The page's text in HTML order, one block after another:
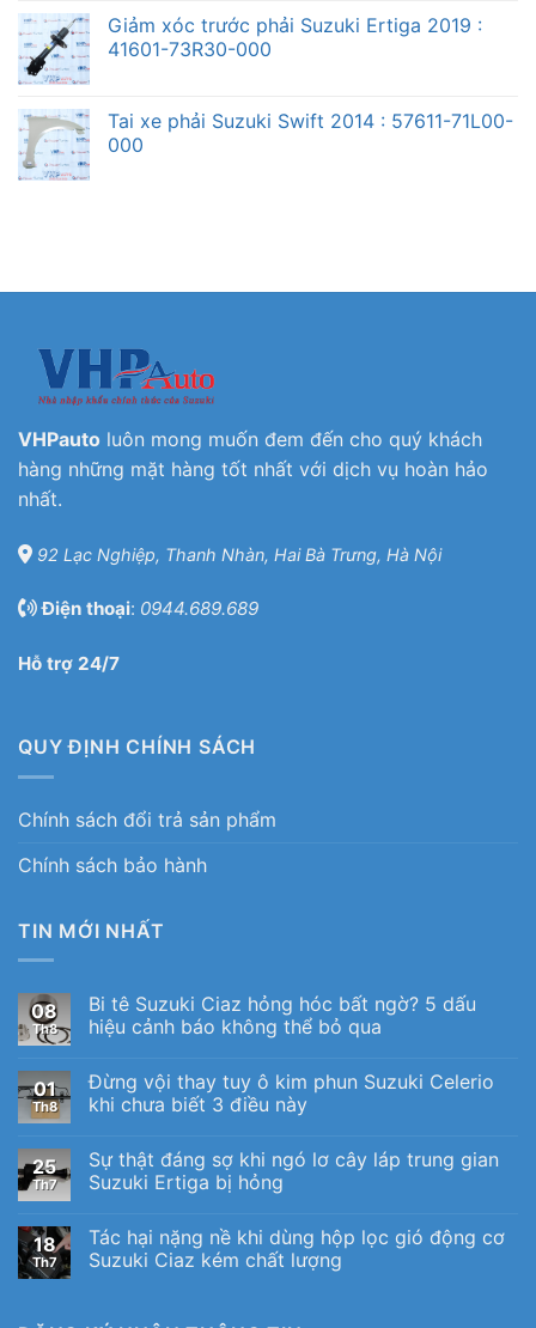
Giảm xóc trước phải Suzuki Ertiga 2019 :
41601-73R30-000
Tai xe phải Suzuki Swift 2014 : 57611-71L00-
000
VHPauto luôn mong muốn đem đến cho quý khách
hàng những mặt hàng tốt nhất với dịch vụ hoàn hảo
nhất.
92 Lạc Nghiệp, Thanh Nhàn, Hai Bà Trưng, Hà Nội
Điện thoại: 0944.689.689
Hỗ trợ 24/7
QUY ĐỊNH CHÍNH SÁCH
Chính sách đổi trả sản phẩm
Chính sách bảo hành
TIN MỚI NHẤT
08
Th8
Bi tê Suzuki Ciaz hỏng hóc bất ngờ? 5 dấu
hiệu cảnh báo không thể bỏ qua
01
Th8
Đừng vội thay tuy ô kim phun Suzuki Celerio
khi chưa biết 3 điều này
25
Th7
Sự thật đáng sợ khi ngó lơ cây láp trung gian
Suzuki Ertiga bị hỏng
18
Th7
Tác hại nặng nề khi dùng hộp lọc gió động cơ
Suzuki Ciaz kém chất lượng